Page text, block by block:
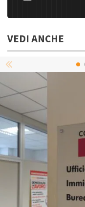
VEDI ANCHE